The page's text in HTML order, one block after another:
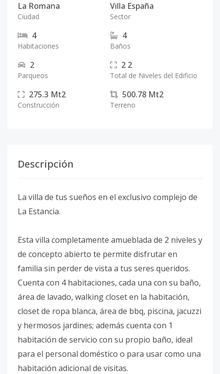
La Romana
Ciudad
Villa España
Sector
4
Habitaciones
4
Baños
2
Parqueos
2 2
Total de Niveles del Edificio
275.3 Mt2
Construcción
500.78 Mt2
Terreno
Descripción
La villa de tus sueños en el exclusivo complejo de
La Estancia.
Esta villa completamente amueblada de 2 niveles y
de concepto abierto te permite disfrutar en
familia sin perder de vista a tus seres queridos.
Cuenta con 4 habitaciones, cada una con su baño,
área de lavado, walking closet en la habitación,
closet de ropa blanca, área de bbq, piscina, jacuzzi
y hermosos jardines; además cuenta con 1
habitación de servicio con su propio baño, ideal
para el personal doméstico o para usar como una
habitación adicional de visitas.